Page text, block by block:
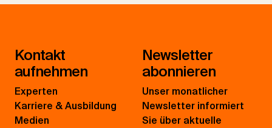
Kontakt
aufnehmen
Experten
Karriere & Ausbildung
Medien
Newsletter
abonnieren
Unser monatlicher
Newsletter informiert
Sie über aktuelle